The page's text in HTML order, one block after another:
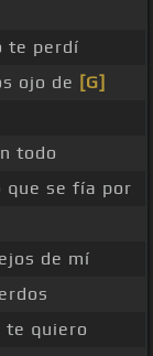
te perdí
ojo de [G]
todo
que se fía por
de mí
te quiero